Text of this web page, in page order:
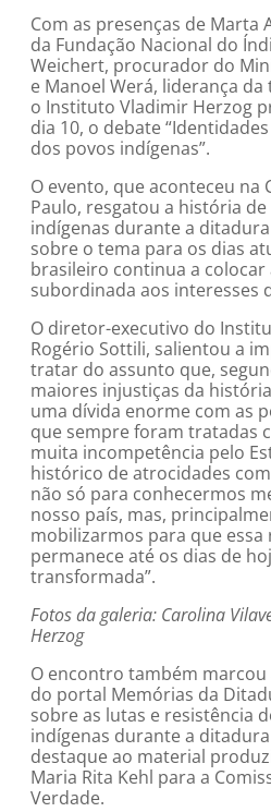
Com as presenças de Marta
da Fundação Nacional do
Weichert, procurador do
e Manoel Werá, liderança
o Instituto Vladimir Herzog
dia 10, o debate
dos povos indígenas”.
O evento, que aconteceu na
Paulo, resgatou a história
indígenas durante a
sobre o tema para os dias
brasileiro continua a colocar
subordinada aos interesses
O diretor-executivo do
Rogério Sottili, salientou a
tratar do assunto que,
maiores injustiças da
uma dívida enorme com as
que sempre foram tratadas
muita incompetência pelo
histórico de atrocidades
não só para conhecermos
nosso país, mas,
mobilizarmos para que essa
permanece até os dias de
transformada”.
Fotos da galeria: Carolina
Herzog
O encontro também marcou
do portal Memórias da
sobre as lutas e resistência
indígenas durante a
destaque ao material
Maria Rita Kehl para a
Verdade.